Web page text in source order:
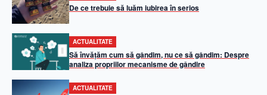
De ce trebuie să luăm iubirea în serios
ACTUALITATE
Să învățăm cum să gândim, nu ce să gândim: Despre
analiza propriilor mecanisme de gândire
ACTUALITATE